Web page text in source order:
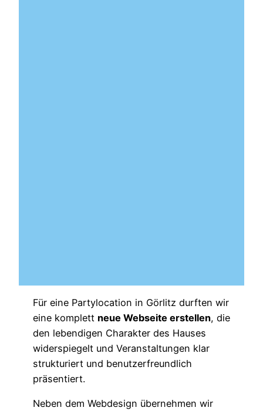
Für eine Partylocation in Görlitz durften wir
eine komplett neue Webseite erstellen, die
den lebendigen Charakter des Hauses
widerspiegelt und Veranstaltungen klar
strukturiert und benutzerfreundlich
präsentiert.
Neben dem Webdesign übernehmen wir